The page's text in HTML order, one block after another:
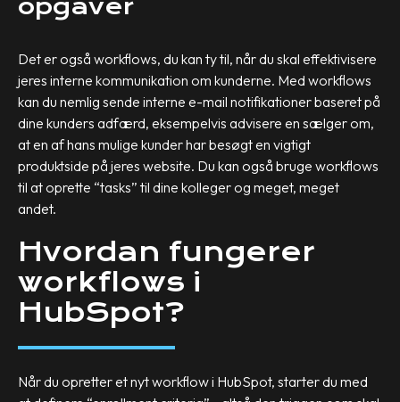
opgaver
Det er også workflows, du kan ty til, når du skal effektivisere
jeres interne kommunikation om kunderne. Med workflows
kan du nemlig sende interne e-mail notifikationer baseret på
dine kunders adfærd, eksempelvis advisere en sælger om,
at en af hans mulige kunder har besøgt en vigtigt
produktside på jeres website. Du kan også bruge workflows
til at oprette “tasks” til dine kolleger og meget, meget
andet.
Hvordan fungerer
workflows i
HubSpot?
Når du opretter et nyt workflow i HubSpot, starter du med